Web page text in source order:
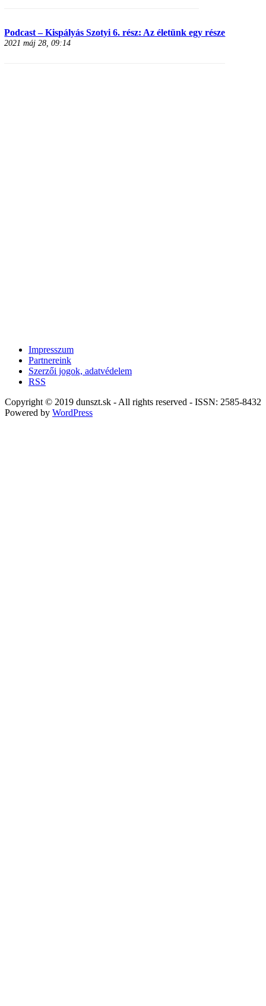
Podcast – Kispályás Szotyi 6. rész: Az életünk egy része
2021 máj 28, 09:14
Impresszum
Partnereink
Szerzői jogok, adatvédelem
RSS
Copyright © 2019 dunszt.sk - All rights reserved - ISSN: 2585-8432
Powered by WordPress